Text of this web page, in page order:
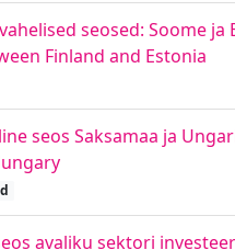
seosed: Soome
Finland and Estonia
seos Saksamaa ja
avaliku sektori